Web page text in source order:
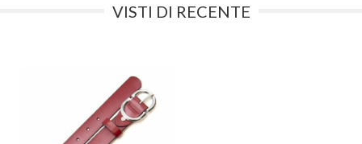
VISTI DI RECENTE